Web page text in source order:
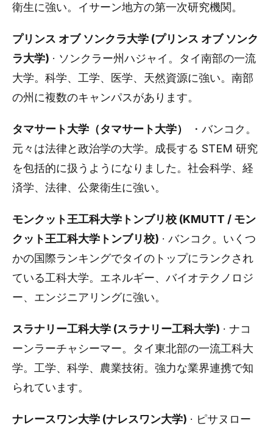
衛生に強い。イサーン地方の第一次研究機関。
プリンス オブ ソンクラ大学 (プリンス オブ ソンク
ラ大学) · ソンクラー州ハジャイ。タイ南部の一流
大学。科学、工学、医学、天然資源に強い。南部
の州に複数のキャンパスがあります。
タマサート大学（タマサート大学）
・バンコク。
元々は法律と政治学の大学。成長する STEM 研究
を包括的に扱うようになりました。社会科学、経
済学、法律、公衆衛生に強い。
モンクット王工科大学トンブリ校 (KMUTT / モン
クット王工科大学トンブリ校) · バンコク。いくつ
かの国際ランキングでタイのトップにランクされ
ている工科大学。エネルギー、バイオテクノロジ
ー、エンジニアリングに強い。
スラナリー工科大学 (スラナリー工科大学) · ナコ
ーンラーチャシーマー。タイ東北部の一流工科大
学。工学、科学、農業技術。強力な業界連携で知
られています。
ナレースワン大学 (ナレスワン大学) · ピサヌロー